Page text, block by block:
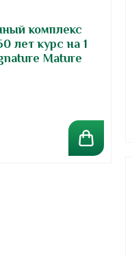
комплекс
лет курс на 1
Mature